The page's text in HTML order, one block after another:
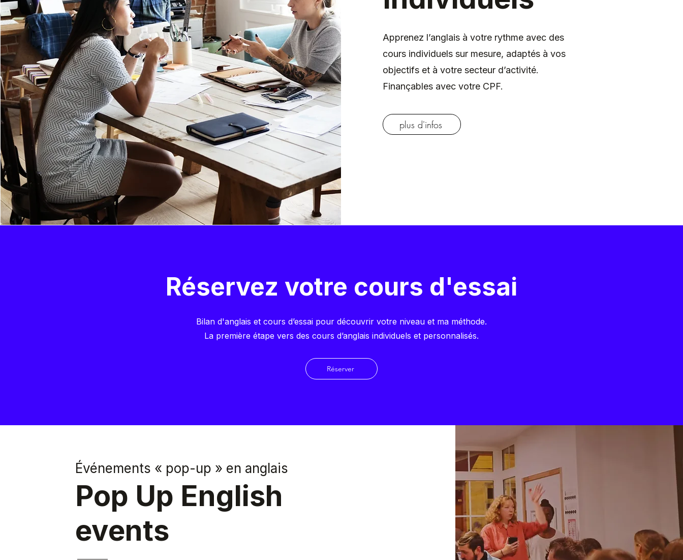
Apprenez l’anglais à votre rythme avec des
cours individuels sur mesure, adaptés à vos
objectifs et à votre secteur d’activité.
Finançables avec votre CPF.
plus d'infos
Réservez votre cours d'essai
Bilan d'anglais et cours d’essai pour découvrir votre niveau et ma méthode.
La première étape vers des cours d’anglais individuels et personnalisés.
Réserver
Événements « pop-up » en anglais
Pop Up English
events